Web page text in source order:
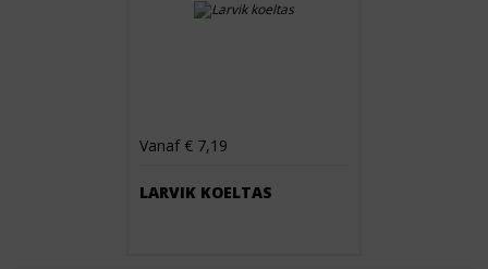
Vanaf € 7,19
LARVIK KOELTAS